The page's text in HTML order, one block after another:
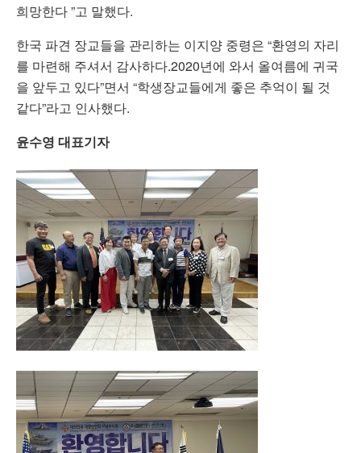
희망한다 ”고 말했다.
한국 파견 장교들을 관리하는 이지양 중령은 “환영의 자리
를 마련해 주셔서 감사하다.2020년에 와서 올여름에 귀국
을 앞두고 있다”면서 “학생장교들에게 좋은 추억이 될 것
같다”라고 인사했다.
윤수영 대표기자